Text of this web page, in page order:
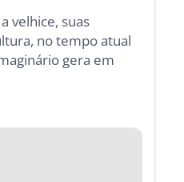
velhice, suas
no tempo atual
gera em